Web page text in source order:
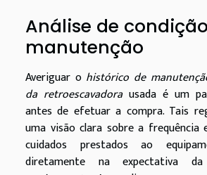
Análise de
manutenção
Averiguar o histórico de
da retroescavadorausada é um
antes de efetuar a compra. Tais
uma visão clara sobre a frequência
cuidados prestados ao
diretamente na expectativa da